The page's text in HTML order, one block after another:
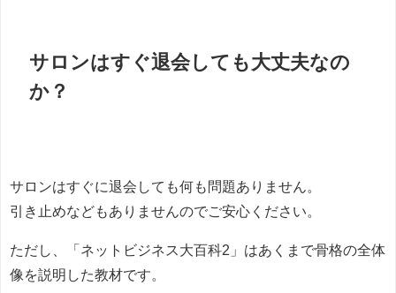
サロンはすぐ退会しても大丈夫なの
か？
サロンはすぐに退会しても何も問題ありません。
引き止めなどもありませんのでご安心ください。
ただし、「ネットビジネス大百科2」はあくまで骨格の全体
像を説明した教材です。